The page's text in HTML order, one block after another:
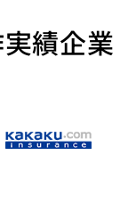
績企業